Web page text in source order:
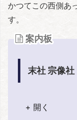
かつてこの西側あ
す。
案内板
末社 宗像社
+ 開く